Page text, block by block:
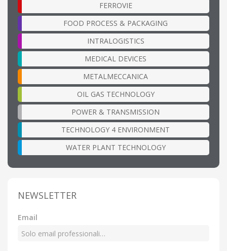
FERROVIE
FOOD PROCESS & PACKAGING
INTRALOGISTICS
MEDICAL DEVICES
METALMECCANICA
OIL GAS TECHNOLOGY
POWER & TRANSMISSION
TECHNOLOGY 4 ENVIRONMENT
WATER PLANT TECHNOLOGY
NEWSLETTER
Email